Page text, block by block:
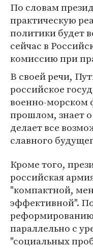
По словам
практическую
политики будет
сейчас в
комиссию при
В своей речи,
российское
военно-морском
прошлом, знает
делает все
славного
Кроме того,
российская
"компактной,
эффективной".
параллельно с
"социальных